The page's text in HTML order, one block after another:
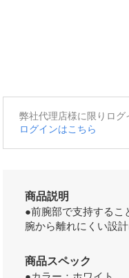
弊社代理店様に限りロ
ログインはこちら
商品説明
●前腕部で支持するこ
腕から離れにくい設
商品スペック